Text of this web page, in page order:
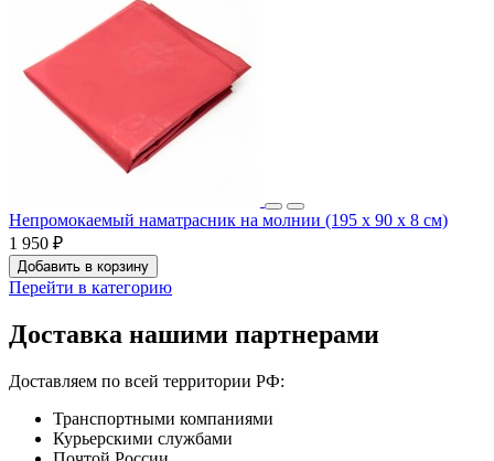
Непромокаемый наматрасник на молнии (195 x 90 x 8 см)
1 950 ₽
Добавить в корзину
Перейти в категорию
Доставка нашими партнерами
Доставляем по всей территории РФ:
Транспортными компаниями
Курьерскими службами